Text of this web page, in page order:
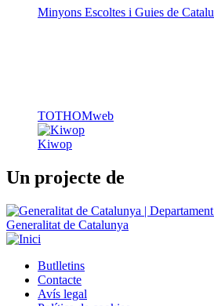
TOTHOMweb
Kiwop
Un projecte de
Butlletins